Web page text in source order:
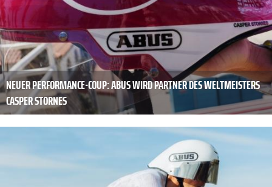
NEUER PERFORMANCE-COUP: ABUS WIRD PARTNER DES WELTMEISTERS
CASPER STORNES